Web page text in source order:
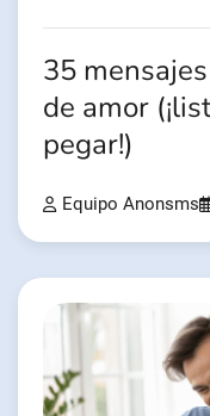
35
de amor
pegar!)
Equipo Anonsms